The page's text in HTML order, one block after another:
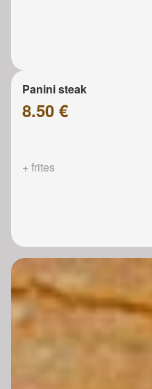
Panini steak
8.50 €
+ frites